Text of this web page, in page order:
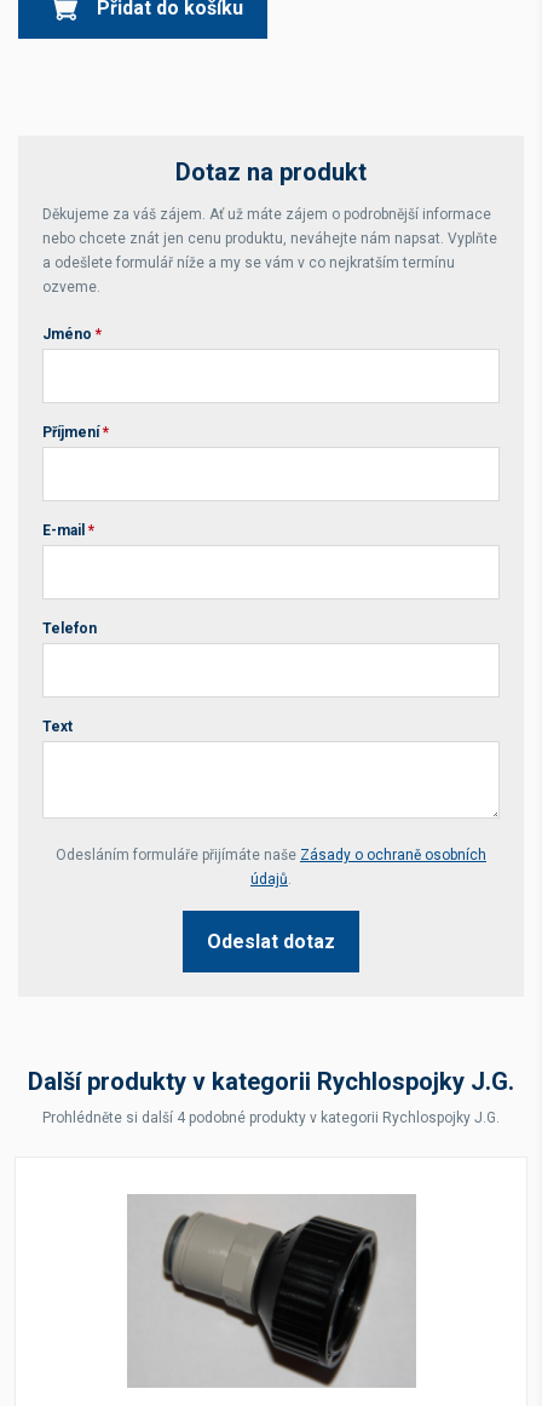
Přidat do košíku
Dotaz na produkt
Děkujeme za váš zájem. Ať už máte zájem o podrobnější informace
nebo chcete znát jen cenu produktu, neváhejte nám napsat. Vyplňte
a odešlete formulář níže a my se vám v co nejkratším termínu
ozveme.
Jméno *
Příjmení *
E-mail *
Telefon
Text
Your website *
Odesláním formuláře přijímáte naše Zásady o ochraně osobních
údajů.
Odeslat dotaz
Další produkty v kategorii Rychlospojky J.G.
Prohlédněte si další 4 podobné produkty v kategorii Rychlospojky J.G.